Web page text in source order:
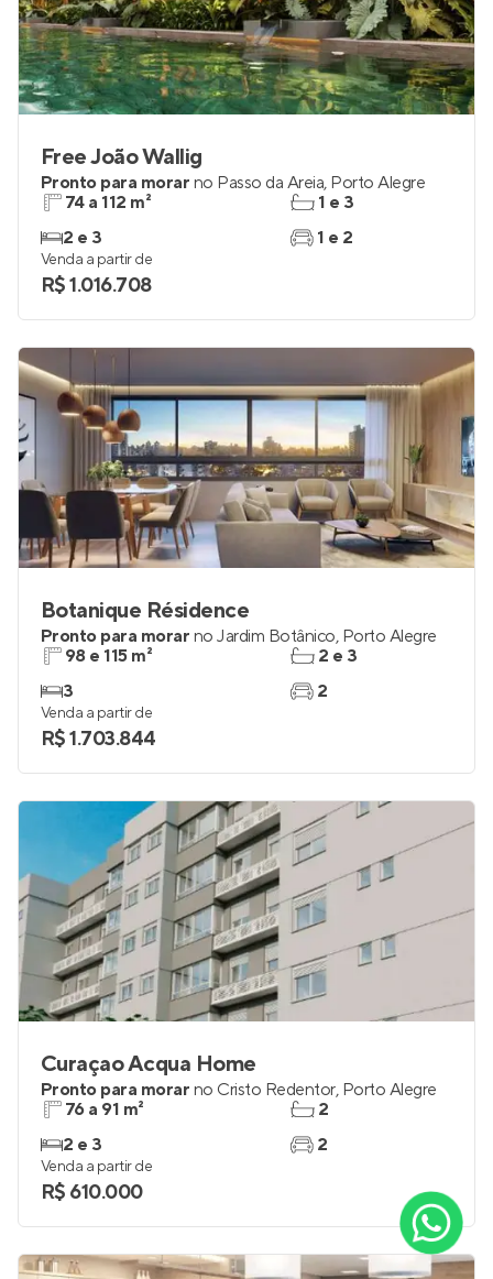
Free João Wallig
Pronto para morar no Passo da Areia, Porto Alegre
74 a 112 m²
2 e 3
1 e 3
1 e 2
Venda a partir de
R$ 1.016.708
Botanique Résidence
Pronto para morar no Jardim Botânico, Porto Alegre
98 e 115 m²
3
2 e 3
2
Venda a partir de
R$ 1.703.844
Curaçao Acqua Home
Pronto para morar no Cristo Redentor, Porto Alegre
76 a 91 m²
2 e 3
2
2
Venda a partir de
R$ 610.000